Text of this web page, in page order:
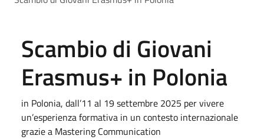
Scambio di Giovani
Erasmus+ in Polonia
in Polonia, dall’11 al 19 settembre 2025 per vivere
un’esperienza formativa in un contesto internazionale
grazie a Mastering Communication